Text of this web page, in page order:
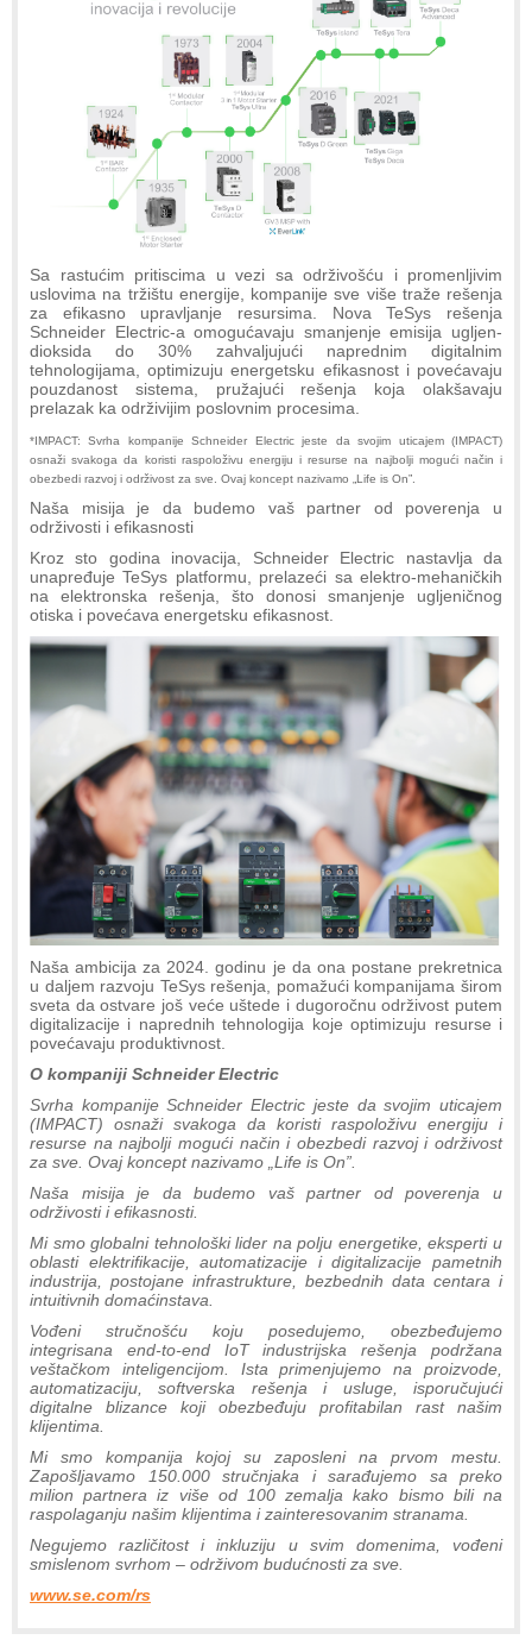
Sa rastućim pritiscima u vezi sa održivošću i promenljivim
uslovima na tržištu energije, kompanije sve više traže rešenja
za efikasno upravljanje resursima. Nova TeSys rešenja
Schneider Electric-a omogućavaju smanjenje emisija ugljen-
dioksida do 30% zahvaljujući naprednim digitalnim
tehnologijama, optimizuju energetsku efikasnost i povećavaju
pouzdanost sistema, pružajući rešenja koja olakšavaju
prelazak ka održivijim poslovnim procesima.
*IMPACT: Svrha kompanije Schneider Electric jeste da svojim uticajem (IMPACT)
osnaži svakoga da koristi raspoloživu energiju i resurse na najbolji mogući način i
obezbedi razvoj i održivost za sve. Ovaj koncept nazivamo „Life is On”.
Naša misija je da budemo vaš partner od poverenja u
održivosti i efikasnosti
Kroz sto godina inovacija, Schneider Electric nastavlja da
unapređuje TeSys platformu, prelazeći sa elektro-mehaničkih
na elektronska rešenja, što donosi smanjenje ugljeničnog
otiska i povećava energetsku efikasnost.
Naša ambicija za 2024. godinu je da ona postane prekretnica
u daljem razvoju TeSys rešenja, pomažući kompanijama širom
sveta da ostvare još veće uštede i dugoročnu održivost putem
digitalizacije i naprednih tehnologija koje optimizuju resurse i
povećavaju produktivnost.
O kompaniji Schneider Electric
Svrha kompanije Schneider Electric jeste da svojim uticajem
(IMPACT) osnaži svakoga da koristi raspoloživu energiju i
resurse na najbolji mogući način i obezbedi razvoj i održivost
za sve. Ovaj koncept nazivamo „Life is On”.
Naša misija je da budemo vaš partner od poverenja u
održivosti i efikasnosti.
Mi smo globalni tehnološki lider na polju energetike, eksperti u
oblasti elektrifikacije, automatizacije i digitalizacije pametnih
industrija, postojane infrastrukture, bezbednih data centara i
intuitivnih domaćinstava.
Vođeni stručnošću koju posedujemo, obezbeđujemo
integrisana end-to-end IoT industrijska rešenja podržana
veštačkom inteligencijom. Ista primenjujemo na proizvode,
automatizaciju, softverska rešenja i usluge, isporučujući
digitalne blizance koji obezbeđuju profitabilan rast našim
klijentima.
Mi smo kompanija kojoj su zaposleni na prvom mestu.
Zapošljavamo 150.000 stručnjaka i sarađujemo sa preko
milion partnera iz više od 100 zemalja kako bismo bili na
raspolaganju našim klijentima i zainteresovanim stranama.
Negujemo različitost i inkluziju u svim domenima, vođeni
smislenom svrhom – održivom budućnosti za sve.
www.se.com/rs